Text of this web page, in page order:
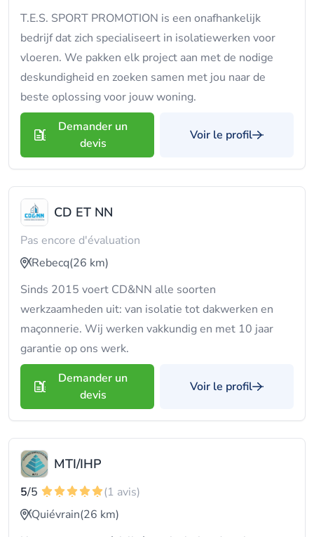
T.E.S. SPORT PROMOTION is een onafhankelijk
bedrijf dat zich specialiseert in isolatiewerken voor
vloeren. We pakken elk project aan met de nodige
deskundigheid en zoeken samen met jou naar de
beste oplossing voor jouw woning.
Demander un
devis
Voir le profil
CD ET NN
Pas encore d'évaluation
Rebecq(26 km)
Sinds 2015 voert CD&NN alle soorten
werkzaamheden uit: van isolatie tot dakwerken en
maçonnerie. Wij werken vakkundig en met 10 jaar
garantie op ons werk.
Demander un
devis
Voir le profil
MTI/IHP
5/5
(1 avis)
Quiévrain(26 km)